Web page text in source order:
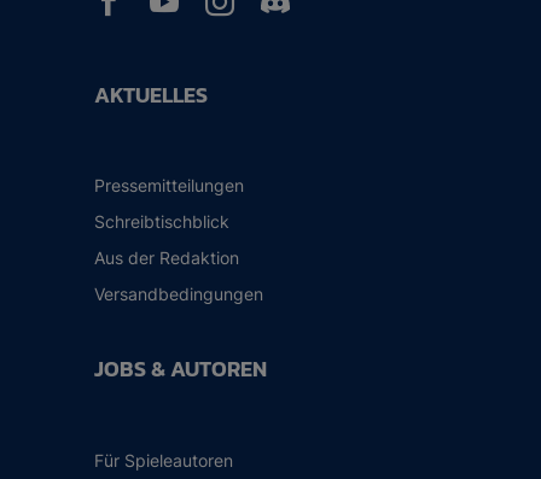
AKTUELLES
Pressemitteilungen
Schreibtischblick
Aus der Redaktion
Versandbedingungen
JOBS & AUTOREN
Für Spieleautoren